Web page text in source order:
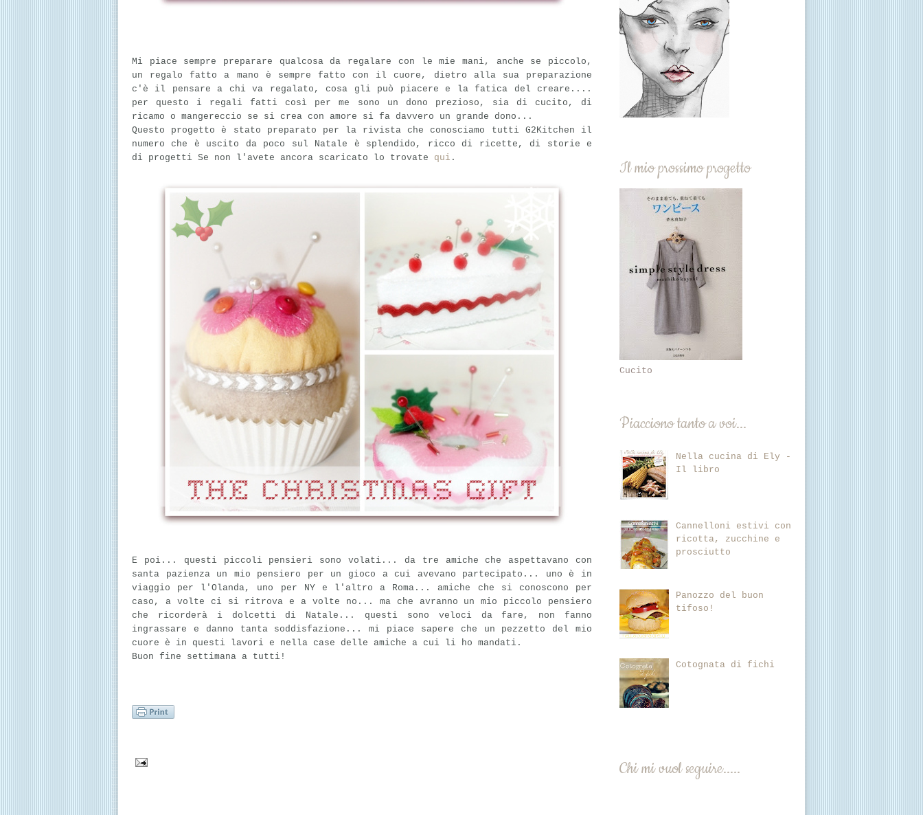
Mi piace sempre preparare qualcosa da regalare con le mie mani, anche se piccolo,
un regalo fatto a mano è sempre fatto con il cuore, dietro alla sua preparazione
c'è il pensare a chi va regalato, cosa gli può piacere e la fatica del creare....
per questo i regali fatti così per me sono un dono prezioso, sia di cucito, di
ricamo o mangereccio se si crea con amore si fa davvero un grande dono...
Questo progetto è stato preparato per la rivista che conosciamo tutti G2Kitchen il
numero che è uscito da poco sul Natale è splendido, ricco di ricette, di storie e
di progetti Se non l'avete ancora scaricato lo trovate qui .
E poi... questi piccoli pensieri sono volati... da tre amiche che aspettavano con
santa pazienza un mio pensiero per un gioco a cui avevano partecipato... uno è in
viaggio per l'Olanda, uno per NY e l'altro a Roma... amiche che si conoscono per
caso, a volte ci si ritrova e a volte no... ma che avranno un mio piccolo pensiero
che ricorderà i dolcetti di Natale... questi sono veloci da fare, non fanno
ingrassare e danno tanta soddisfazione... mi piace sapere che un pezzetto del mio
cuore è in questi lavori e nella case delle amiche a cui li ho mandati.
Buon fine settimana a tutti!
Il mio prossimo progetto
Cucito
Piacciono tanto a voi...
Nella cucina di Ely -
Il libro
Cannelloni estivi con
ricotta, zucchine e
prosciutto
Panozzo del buon
tifoso!
Cotognata di fichi
Chi mi vuol seguire.....